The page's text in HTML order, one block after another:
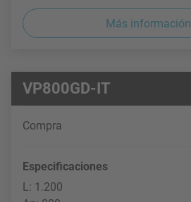
Más información
VP800GD-IT
Compra
Especificaciones
L: 1.200